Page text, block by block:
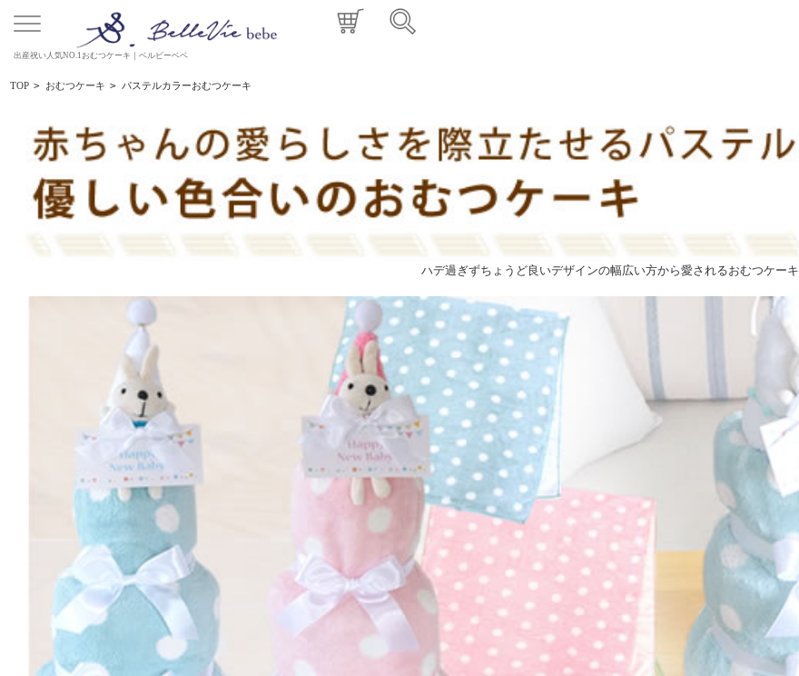
出産祝い人気NO.1おむつケーキ｜ベルビーベベ
TOP > おむつケーキ > パステルカラーおむつケーキ
ハデ過ぎずちょうど良いデザインの幅広い方から愛されるおむつケーキ